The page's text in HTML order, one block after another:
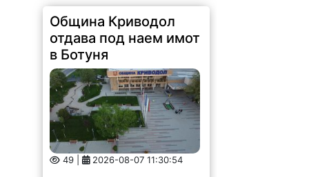
Община Криводол
отдава под наем имот
в Ботуня
49 | 2026-08-07 11:30:54